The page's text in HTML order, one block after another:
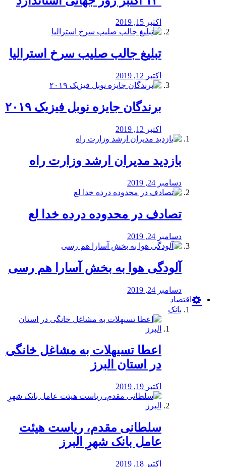
اکتبر 15, 2019
تبلیغ جالب صلیب سرخ استرالیا
اکتبر 12, 2019
برندگان جایزه نوبل فیزیک ۲۰۱۹
اکتبر 12, 2019
بازدید مدیران ارشد وزارت راه
دسامبر 24, 2019
تصادف در محدوده درده خدا لع
دسامبر 24, 2019
آلودگی هوا به بخش آسارا هم رسی
دسامبر 24, 2019
اقتصاد
بانک
️اعطا تسیهلات به مشاغل خانگی
در استان البرز
اکتبر 19, 2019
سلطانی مقدم، ریاست هیئت
عامل بانک شهرِ البرز
اکتبر 18, 2019